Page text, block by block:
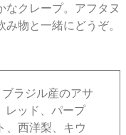
なクレープ。アフタヌ
物と一緒にどうぞ。
ブラジル産のアサ
レッド、パープ
、西洋梨、キウ